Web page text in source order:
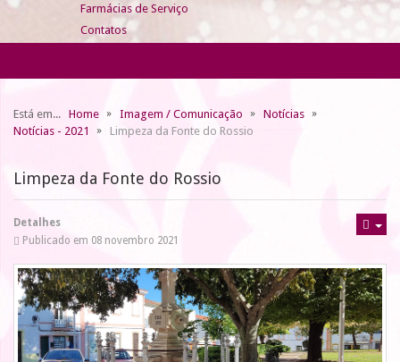
Farmácias de Serviço
Contatos
Está em... Home Imagem / Comunicação
Notícias
Notícias - 2021
Limpeza da Fonte do Rossio
Limpeza da Fonte do Rossio
Detalhes
Publicado em 08 novembro 2021